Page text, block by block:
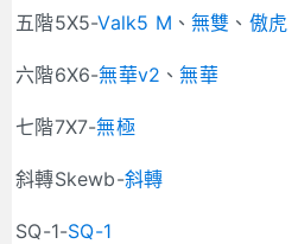
五階5X5-Valk5 M 、 無雙 、 傲虎
六階6X6-無華v2 、無華
七階7X7-無極
斜轉Skewb-斜轉
SQ-1-SQ-1